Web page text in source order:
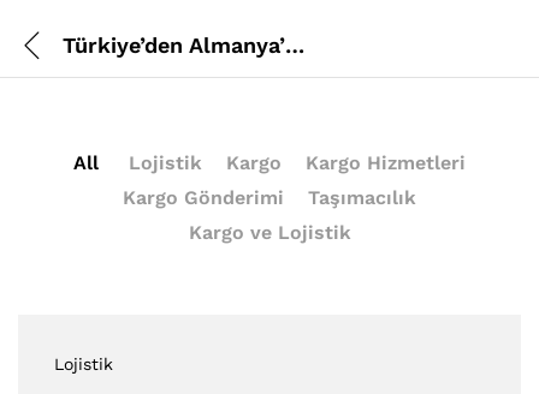
Türkiye’den Almanya’ya Tabela Nasıl Gönderilir? Hızlı Kargo
All Lojistik Kargo
Kargo Hizmetleri
Kargo Gönderimi
Taşımacılık
Kargo ve Lojistik
Lojistik